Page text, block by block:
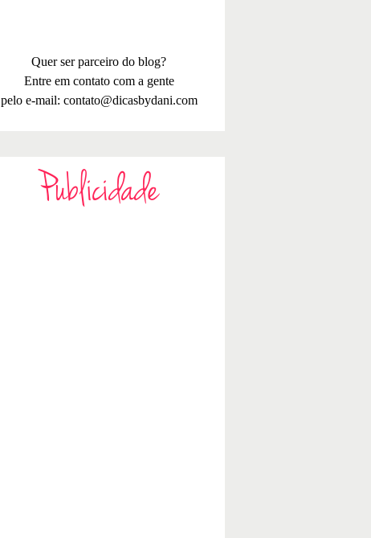
Quer ser parceiro do blog?
Entre em contato com a gente
pelo e-mail: contato@dicasbydani.com
Publicidade